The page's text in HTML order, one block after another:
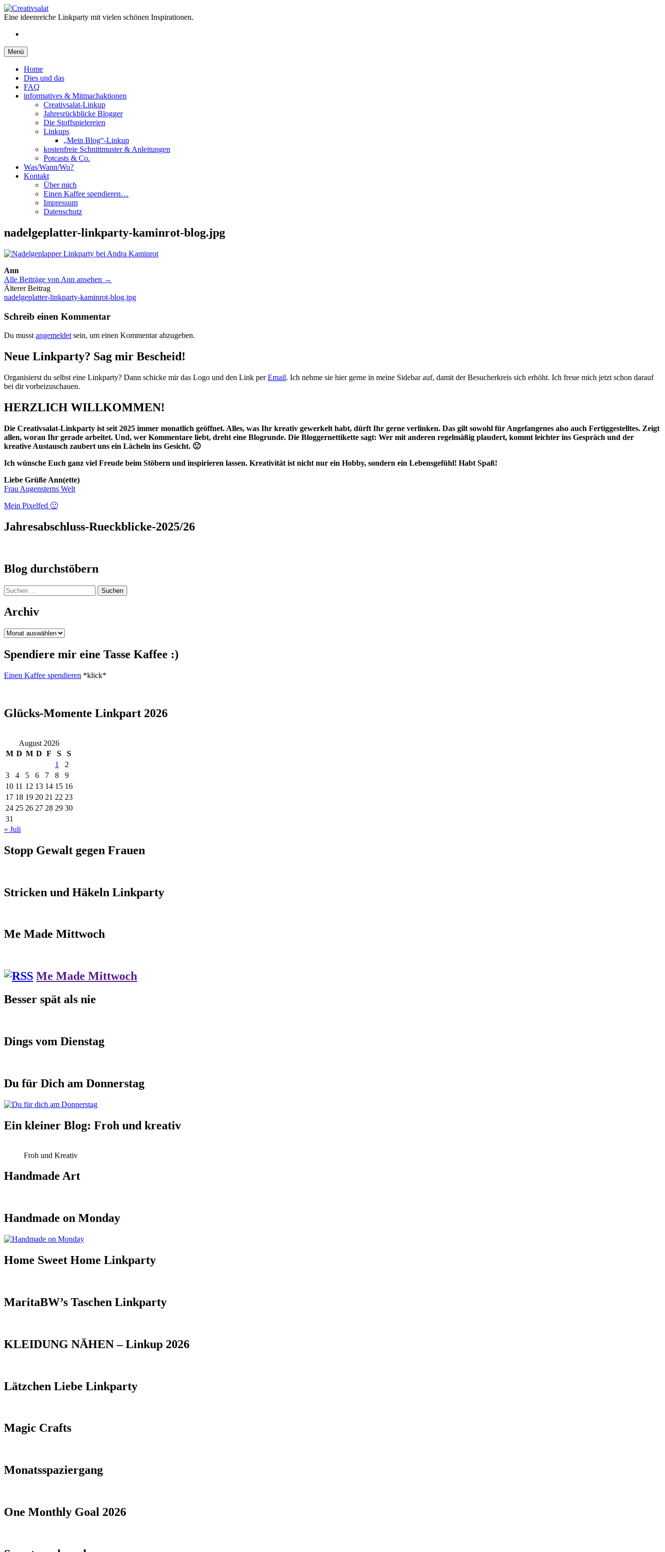
Springe
zum
Eine ideenreiche Linkparty mit vielen schönen Inspirationen.
Menü
Home
Dies und das
FAQ
informatives & Mitmachaktionen
Creativsalat-Linkup
Jahresrückblicke Blogger
Die Stoffspielereien
Linkups
„Mein Blog“-Linkup
kostenfreie Schnittmuster & Anleitungen
Potcasts & Co.
Was/Wann/Wo?
Kontakt
Über mich
Einen Kaffee spendieren…
Impressum
Datenschutz
nadelgeplatter-linkparty-kaminrot-blog.jpg
Ann
Alle Beiträge von Ann ansehen →
Beitrags-
Navigation
Älterer Beitrag
nadelgeplatter-linkparty-kaminrot-blog.jpg
Schreib einen Kommentar
Du musst angemeldet sein, um einen Kommentar abzugeben.
Neue Linkparty? Sag mir Bescheid!
Organisierst du selbst eine Linkparty? Dann schicke mir das Logo und den Link perEmail. Ich nehme sie hier gerne in meine Sidebar auf, damit der Besucherkreis sich erhöht. Ich freue mich jetzt schon darauf
bei dir vorbeizuschauen.
HERZLICH WILLKOMMEN!
Die Creativsalat-Linkparty ist seit 2025 immer monatlich geöffnet. Alles, was Ihr kreativ gewerkelt habt, dürft Ihr gerne verlinken. Das gilt sowohl für Angefangenes also auch Fertiggestelltes. Zeigt
allen, woran Ihr gerade arbeitet. Und, wer Kommentare liebt, dreht eine Blogrunde. Die Bloggernettikette sagt: Wer mit anderen regelmäßig plaudert, kommt leichter ins Gespräch und der
kreative Austausch zaubert uns ein Lächeln ins Gesicht. 🙂
Ich wünsche Euch ganz viel Freude beim Stöbern und inspirieren lassen. Kreativität ist nicht nur ein Hobby, sondern ein Lebensgefühl! Habt Spaß!
Liebe Grüße Ann(ette)
Frau Augensterns Welt
Mein Pixelfed 🙂
Jahresabschluss-Rueckblicke-2025/26
Blog durchstöbern
Suchen
nach:
Archiv
Archiv
Spendiere mir eine Tasse Kaffee :)
Einen Kaffee spendieren *klick*
Glücks-Momente Linkpart 2026
August 2026
M D M D F S
S
1
2
3
4 5 6 7 8
9
10 11 12 13 14 15 16
17 18 19 20 21 22 23
24 25 26 27 28 29 30
31
« Juli
Stopp Gewalt gegen Frauen
Stricken und Häkeln Linkparty
Me Made Mittwoch
Me Made Mittwoch
Besser spät als nie
Dings vom Dienstag
Du für Dich am Donnerstag
Ein kleiner Blog: Froh und kreativ
Froh und Kreativ
Handmade Art
Handmade on Monday
Home Sweet Home Linkparty
MaritaBW’s Taschen Linkparty
KLEIDUNG NÄHEN – Linkup 2026
Lätzchen Liebe Linkparty
Magic Crafts
Monatsspaziergang
One Monthly Goal 2026